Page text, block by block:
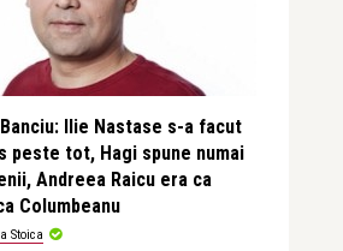
Banciu: Ilie Nastase s-a facut
peste tot, Hagi spune numai
Andreea Raicu era ca
Columbeanu
Stoica